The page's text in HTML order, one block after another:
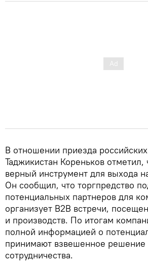
В отношении приезда
Таджикистан Кореньков отметил,
верный инструмент для выхода
Он сообщил, что торгпредство
потенциальных партнеров для
организует В2В встречи,
и производств. По итогам
полной информацией о
принимают взвешенное решение
сотрудничества.